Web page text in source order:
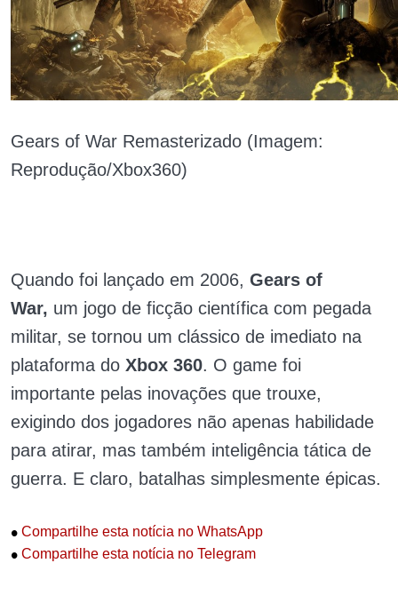
Gears of War Remasterizado (Imagem:
Reprodução/Xbox360)
Quando foi lançado em 2006, Gears of
War, um jogo de ficção científica com pegada
militar, se tornou um clássico de imediato na
plataforma do Xbox 360. O game foi
importante pelas inovações que trouxe,
exigindo dos jogadores não apenas habilidade
para atirar, mas também inteligência tática de
guerra. E claro, batalhas simplesmente épicas.
• Compartilhe esta notícia no WhatsApp
• Compartilhe esta notícia no Telegram